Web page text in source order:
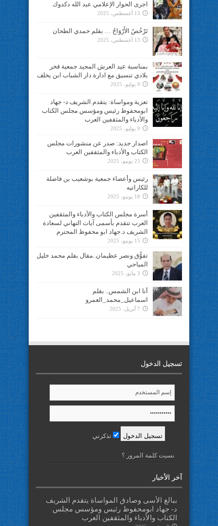
اجرى الحوار الإعلامي عبد الله دكدوك
13 أغسطس، 2025
تَرْخُصُ الأَرْوَاحُ … بقلم حمدي الطحان
13 أغسطس، 2025
بمناسبة عيد العرش المجيد جمعية فخر
بلادي تنسيق مع ادارة دار الشباب ابن يخلف
9 يوليو، 2025
تعزية ومواساة: يتقدم الشريف د- جهاد
ابومحفوظ رئيس ومؤسس مجلس الكتاب
والأدباء والمثقفين العرب
9 يوليو، 2025
اصدار جديد: صدر عن منشورات مجلس
الكتاب والأدباء والمثقفين العرب
25 يونيو، 2025
رئيس وأعضاء جمعية بوشعيب بن فاضلة
للكاراتيه
18 يونيو، 2025
أسرة مجلس الكتاب والأدباء والمثقفين
العرب تتقدم بأسمى آيات التهاني لسعادة
الشريف د.جهاد ابو محفوظ المحترم
15 يونيو، 2025
تفوُّق ونصر عظيمان..مقال بقلم محمد خليل
المياحي
3 مايو، 2025
أنا ابن الشمس.. بقلم
اسماعيل_محمد_العمرو
7 أبريل، 2025
تسجيل الدخول
تذكرني
نسيت كلمة المرور ؟
آخر الأخبار
ببالغ الأسى وصادق المواساة يتقدم الشريف
د- جهاد ابومحفوظ رئيس ومؤسس مجلس
الكتاب والأدباء والمثقفين العرب